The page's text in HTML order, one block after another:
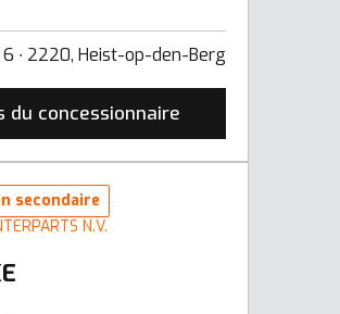
∙ 2220, Heist-op-den-Berg
du concessionnaire
secondaire
N.V.